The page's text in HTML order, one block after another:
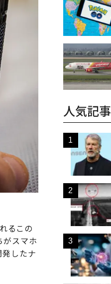
るこの
がスマホ
したナ
人気記事